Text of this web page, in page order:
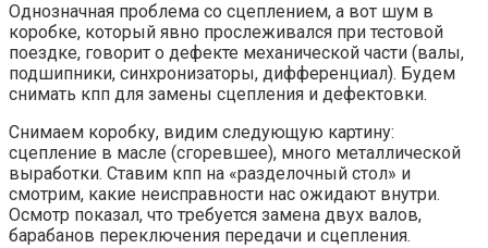
Однозначная проблема со сцеплением, а вот шум в
коробке, который явно прослеживался при тестовой
поездке, говорит о дефекте механической части (валы,
подшипники, синхронизаторы, дифференциал). Будем
снимать кпп для замены сцепления и дефектовки.
Снимаем коробку, видим следующую картину:
сцепление в масле (сгоревшее), много металлической
выработки. Ставим кпп на «разделочный стол» и
смотрим, какие неисправности нас ожидают внутри.
Осмотр показал, что требуется замена двух валов,
барабанов переключения передачи и сцепления.